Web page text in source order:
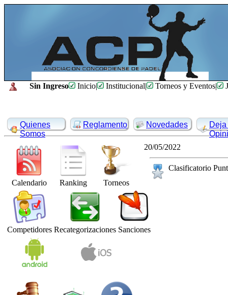
Sin Ingreso Inicio| Institucional| Torneos y Eventos|
Quienes
Somos
Reglamento Novedades
Deja
Calendario Ranking Torneos
Competidores Recategorizaciones Sanciones
20/05/2022
Clasificatorio